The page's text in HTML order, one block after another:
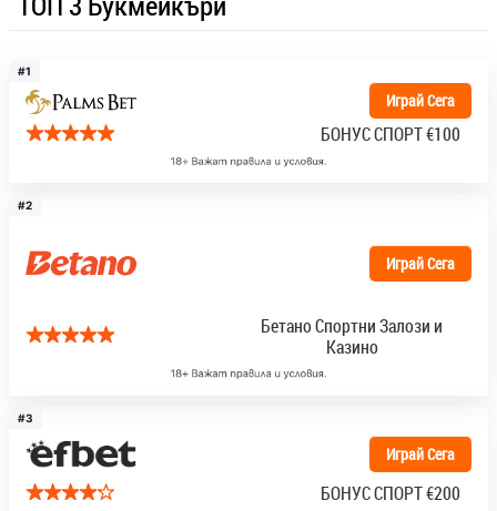
#1
Играй Сега
БОНУС СПОРТ€100
#2
Играй Сега
Бетано Спортни Залози и
Казино
#3
Играй Сега
БОНУС СПОРТ€200